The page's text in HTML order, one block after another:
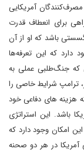
آمریکایی
برای انعطاف قدرت
باشد که او از آن
که این تعرفه‌ها
که جنگ‌طلبی عملی به
ترامپ شرایط خاصی را
هزینه های دفاعی خود
باشد. این استراتژی
امکان وجود دارد که
در هر دو صحنه